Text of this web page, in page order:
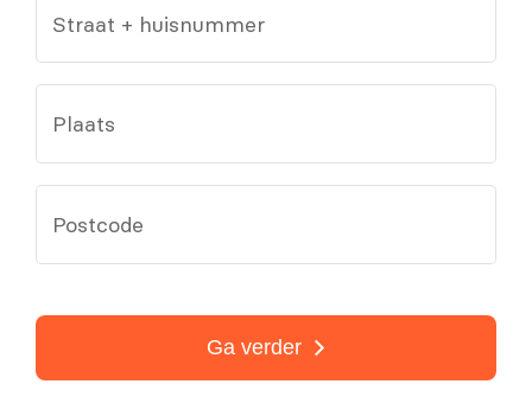
Straat + huisnummer
Plaats
Postcode
Ga verder